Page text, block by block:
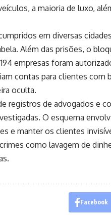
a maioria de luxo,
em diversas
Além das prisões, o
empresas foram
contas para clientes com
oculta.
registros de advogados e
O esquema
e manter os clientes
como lavagem de
Facebook